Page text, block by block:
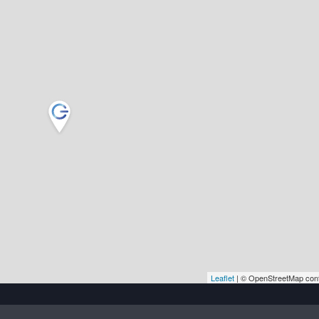
Leaflet| © OpenStreetMap